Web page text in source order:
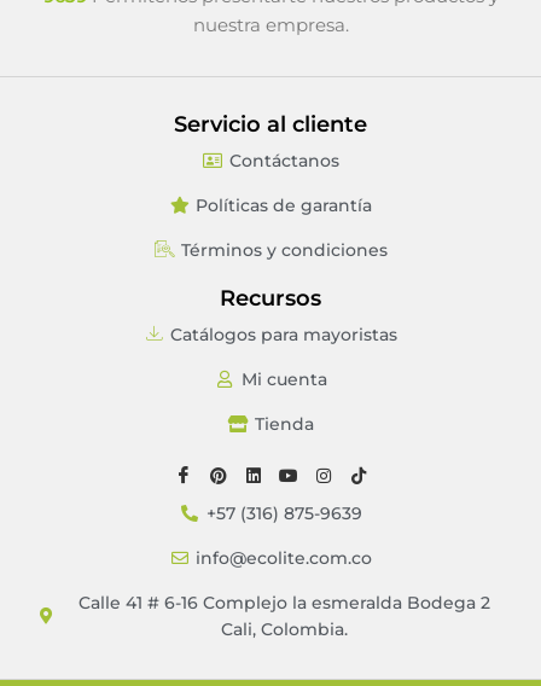
nuestra empresa.
Servicio al cliente
Contáctanos
Políticas de garantía
Términos y condiciones
Recursos
Catálogos para mayoristas
Mi cuenta
Tienda
+57 (316) 875-9639
info@ecolite.com.co
Calle 41 # 6-16 Complejo la esmeralda Bodega 2
Cali, Colombia.